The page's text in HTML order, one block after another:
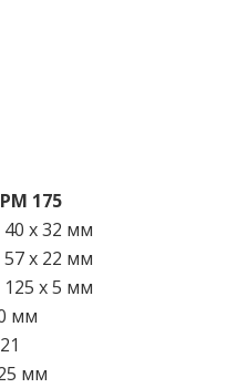
175
x 32 мм
x 22 мм
x 5 мм
мм
мм